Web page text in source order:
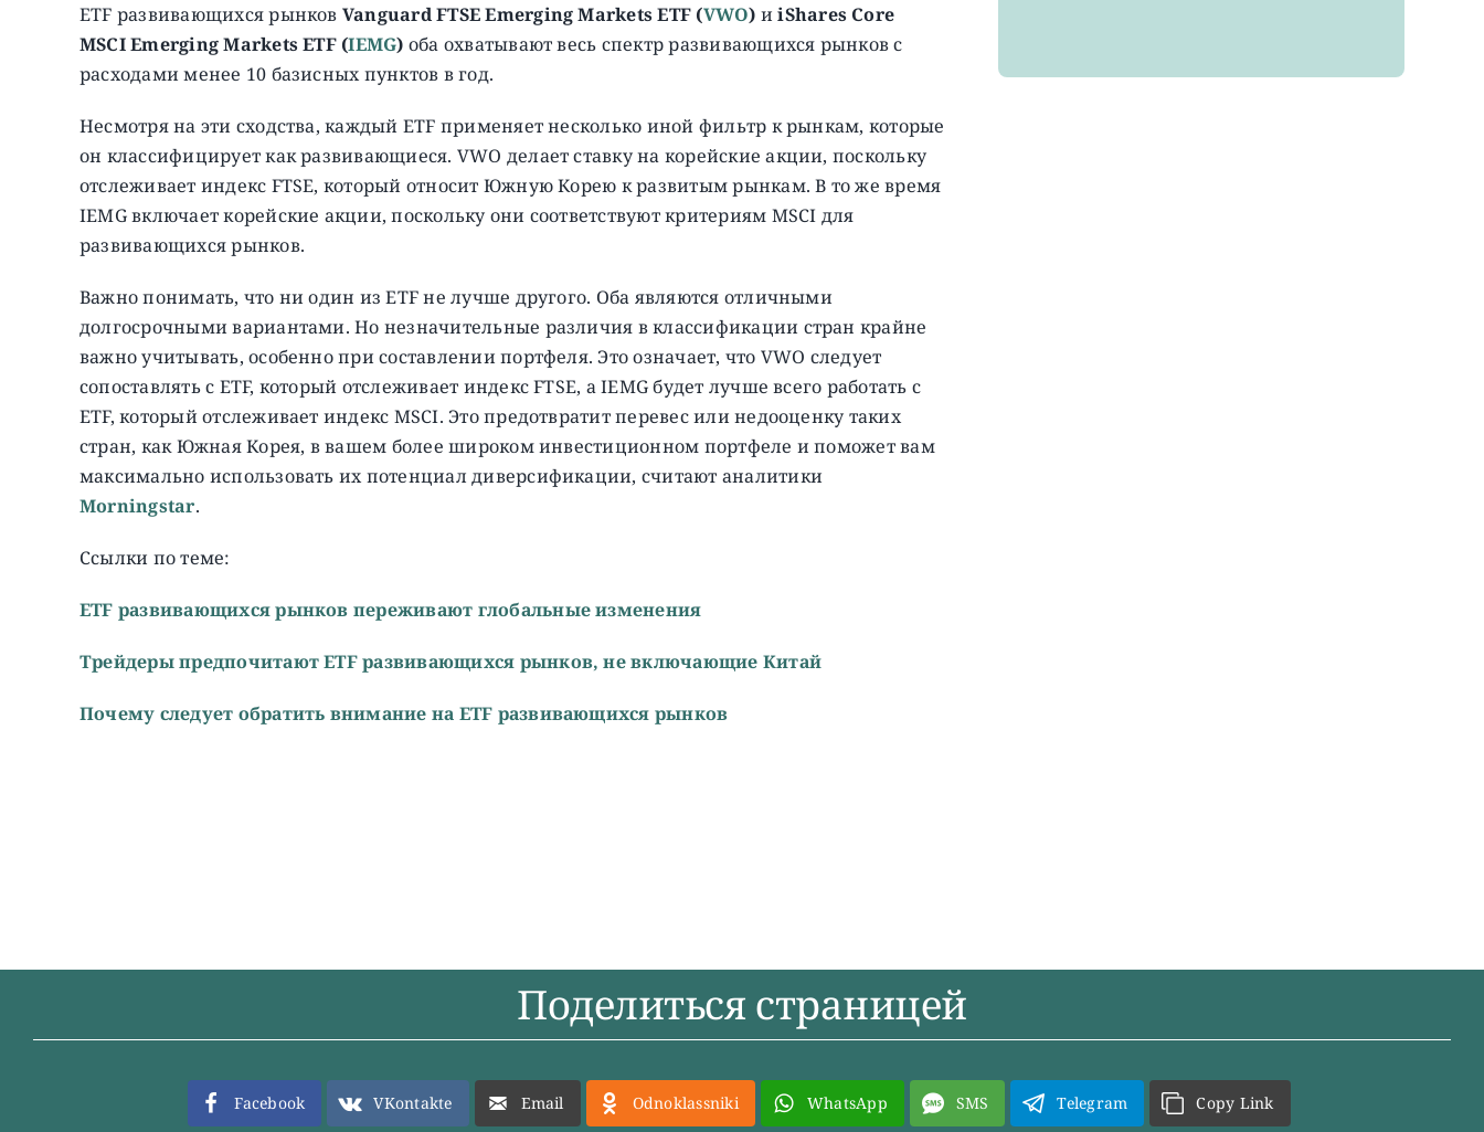
ETF развивающихся рынков Vanguard FTSE Emerging Markets ETF (VWO) иiShares Core
MSCI Emerging Markets ETF (IEMG) оба охватывают весь спектр развивающихся рынков с
расходами менее 10 базисных пунктов в год.
Несмотря на эти сходства, каждый ETF применяет несколько иной фильтр к рынкам, которые
он классифицирует как развивающиеся. VWO делает ставку на корейские акции, поскольку
отслеживает индекс FTSE, который относит Южную Корею к развитым рынкам. В то же время
IEMG включает корейские акции, поскольку они соответствуют критериям MSCI для
развивающихся рынков.
Важно понимать, что ни один из ETF не лучше другого. Оба являются отличными
долгосрочными вариантами. Но незначительные различия в классификации стран крайне
важно учитывать, особенно при составлении портфеля. Это означает, что VWO следует
сопоставлять с ETF, который отслеживает индекс FTSE, а IEMG будет лучше всего работать с
ETF, который отслеживает индекс MSCI. Это предотвратит перевес или недооценку таких
стран, как Южная Корея, в вашем более широком инвестиционном портфеле и поможет вам
максимально использовать их потенциал диверсификации, считают аналитики
Morningstar.
Ссылки по теме:
ETF развивающихся рынков переживают глобальные изменения
Трейдеры предпочитают ETF развивающихся рынков, не включающие Китай
Почему следует обратить внимание на ETF развивающихся рынков
Поделиться страницей
Facebook VKontakte Email Odnoklassniki WhatsApp SMS Telegram Copy Link